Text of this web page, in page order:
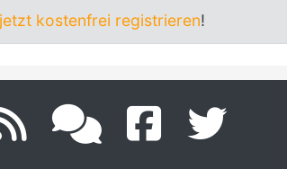
jetzt kostenfrei registrieren!